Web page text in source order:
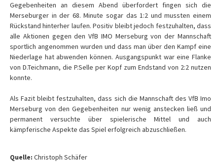
Gegebenheiten an diesem Abend überfordert fingen sich die
Merseburger in der 68. Minute sogar das 1:2 und mussten einem
Rückstand hinterher laufen. Positiv bleibt jedoch festzuhalten, dass
alle Aktionen gegen den VfB IMO Merseburg von der Mannschaft
sportlich angenommen wurden und dass man über den Kampf eine
Niederlage hat abwenden können. Ausgangspunkt war eine Flanke
von D.Teichmann, die P.Selle per Kopf zum Endstand von 2:2 nutzen
konnte.
Als Fazit bleibt festzuhalten, dass sich die Mannschaft des VfB Imo
Merseburg von den Gegebenheiten nur wenig anstecken ließ und
permanent versuchte über spielerische Mittel und auch
kämpferische Aspekte das Spiel erfolgreich abzuschließen.
Quelle: Christoph Schäfer